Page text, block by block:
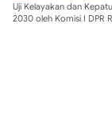
Uji Kelayakan dan
2030 oleh Komisi I DPR